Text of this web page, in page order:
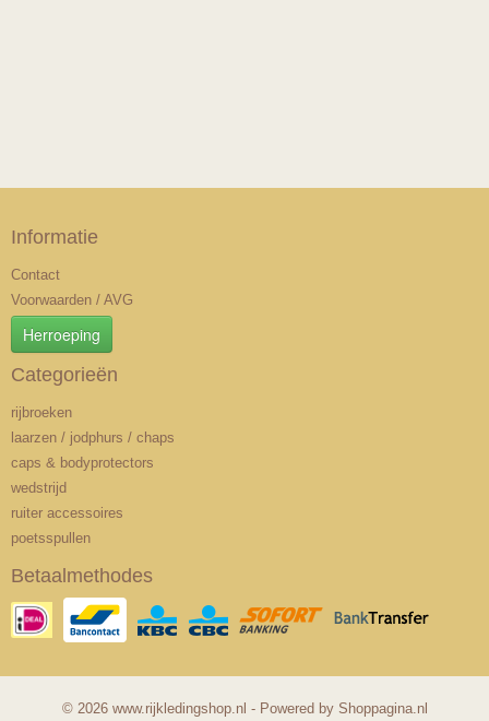
Informatie
Contact
Voorwaarden / AVG
Herroeping
Categorieën
rijbroeken
laarzen / jodphurs / chaps
caps & bodyprotectors
wedstrijd
ruiter accessoires
poetsspullen
Betaalmethodes
© 2026 www.rijkledingshop.nl - Powered by Shoppagina.nl